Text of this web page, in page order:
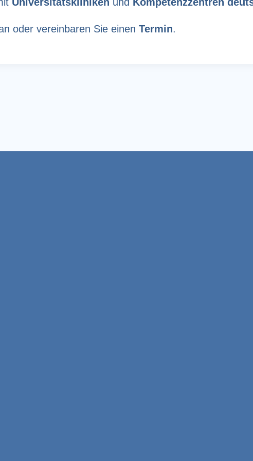
Universitätskliniken und Kompetenzzentren
oder vereinbaren Sie einen Termin.